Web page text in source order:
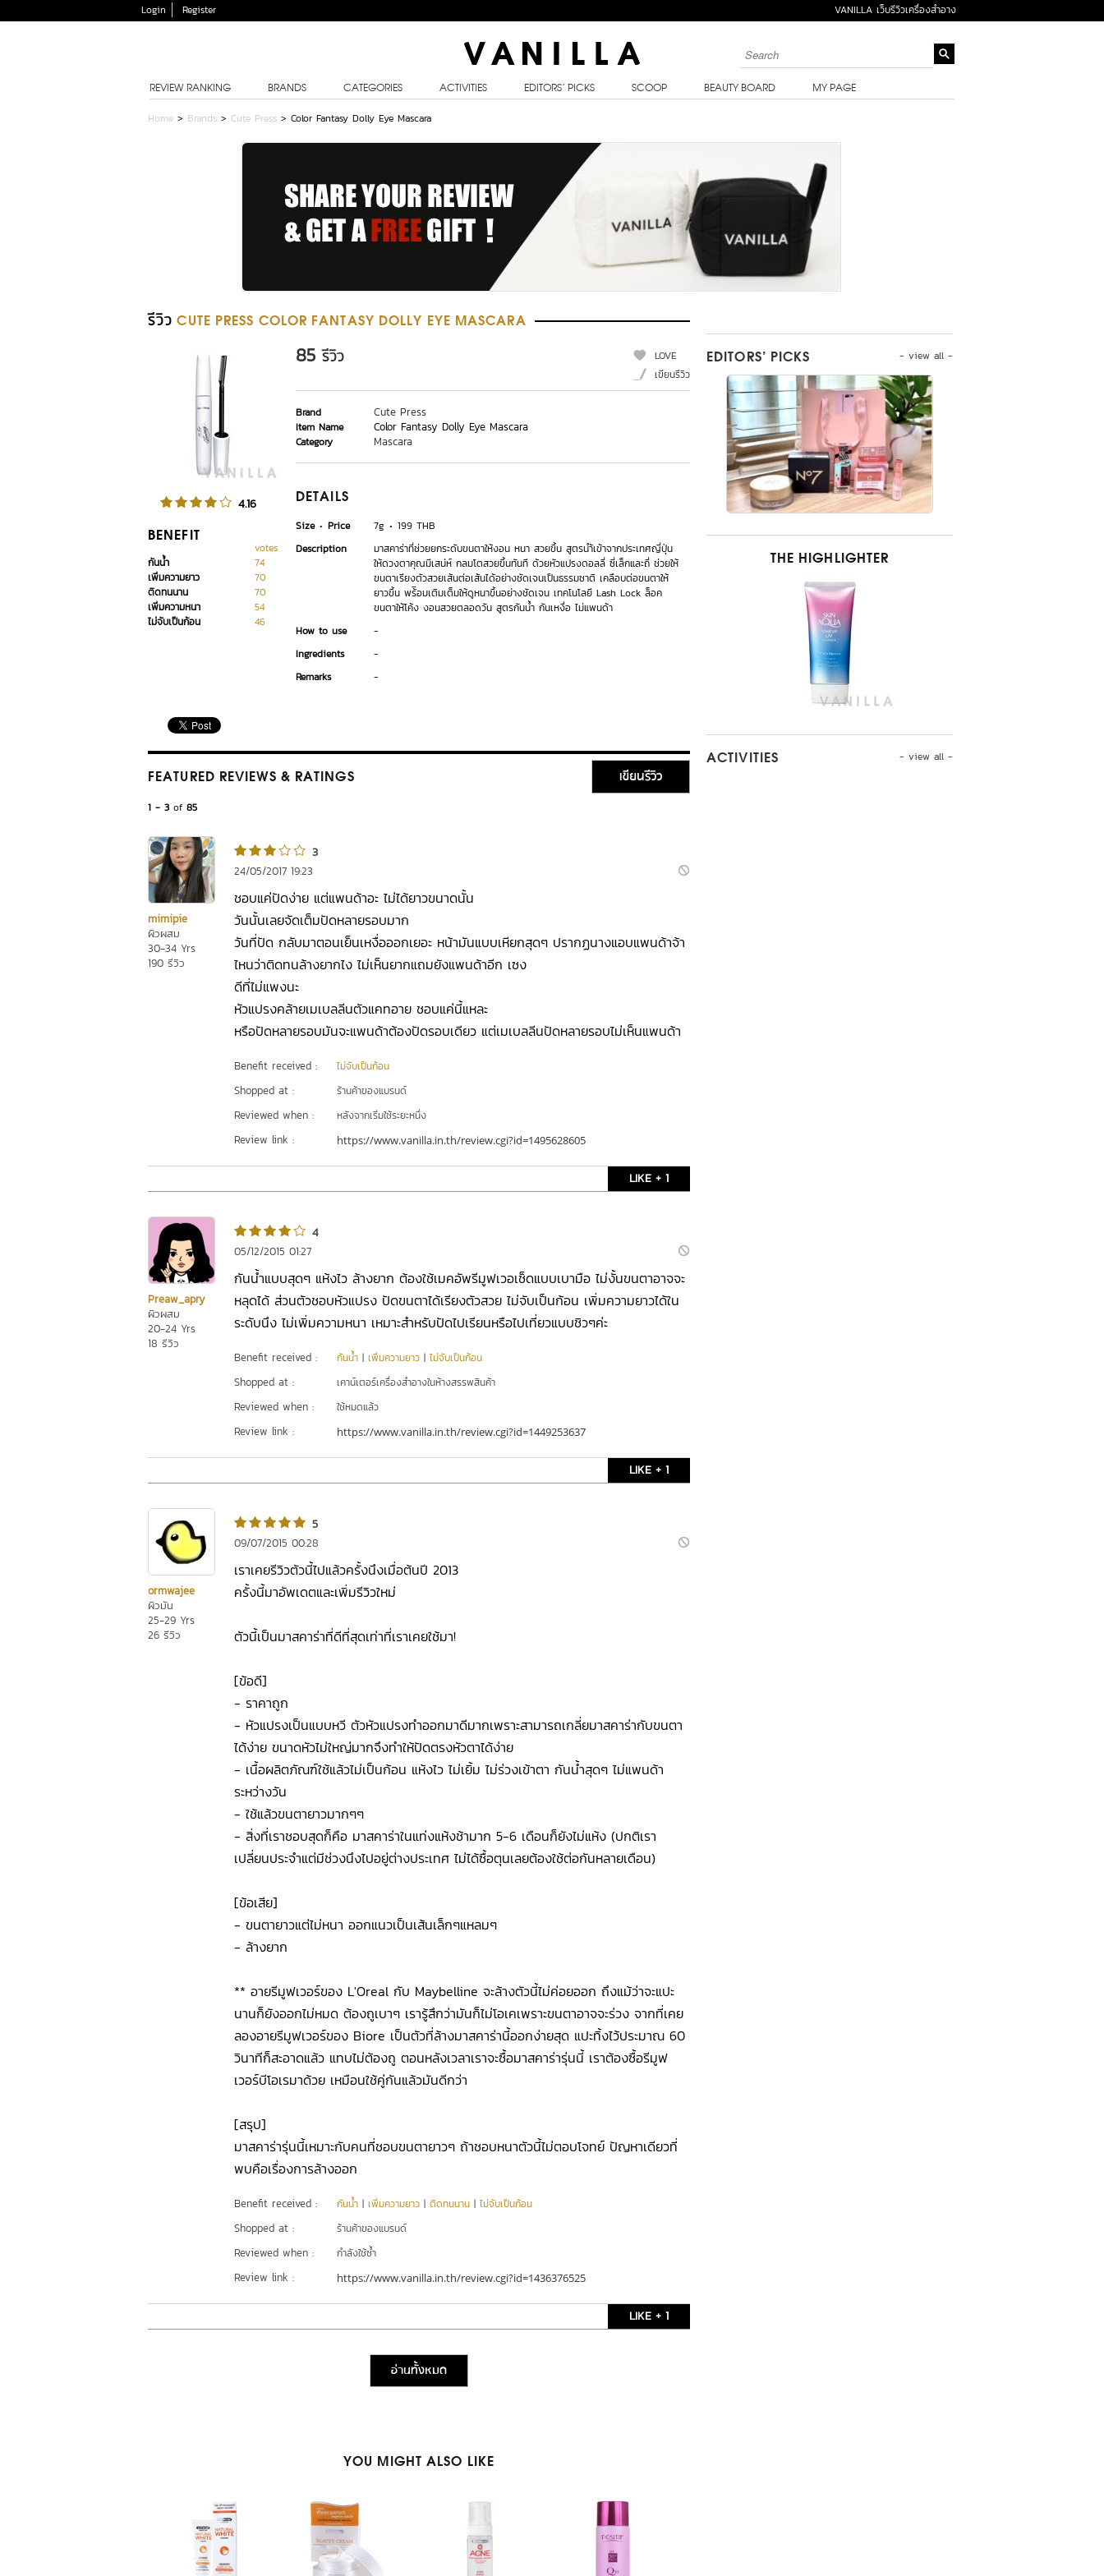
Login Register VANILLA เว็บรีวิวเครื่องสำอาง
REVIEW RANKING BRANDS CATEGORIES ACTIVITIES EDITORS’ PICKS SCOOP BEAUTY BOARD MY PAGE
Home > Brands > Cute Press > Color Fantasy Dolly Eye Mascara
รีวิว CUTE PRESS COLOR FANTASY DOLLY EYE MASCARA
4.16
BENEFIT
votes
กันน้ำ
74
เพิ่มความยาว
70
ติดทนนาน
70
เพิ่มความหนา
54
ไม่จับเป็นก้อน
46
85 รีวิว
LOVE
เขียนรีวิว
Brand Cute Press
Item Name Color Fantasy Dolly Eye Mascara
Category Mascara
DETAILS
Size Price 7g
199 THB
Description
มาสคาร่าที่ช่วยยกระดับขนตาให้งอน หนา สวยขึ้น สูตรนำ้เข้าจากประเทศญี่ปุ่น
ให้ดวงตาคุณมีเสน่ห์ กลมโตสวยขึ้นทันที ด้วยหัวแปรงดอลลี่ ซี่เล็กและถี่ ช่วยให้
ขนตาเรียงตัวสวยเส้นต่อเส้นได้อย่างชัดเจนเป็นธรรมชาติ เคลือบต่อขนตาให้
ยาวขึ้น พร้ิอมเติมเต็มให้ดูหนาขึ้นอย่างชัดเจน เทคโนโลยี Lash Lock ล็อค
ขนตาให้โค้ง งอนสวยตลอดวัน สูตรกันน้ำ กันเหงื่อ ไม่แพนด้า
How to use
-
Ingredients
-
Remarks
-
FEATURED REVIEWS & RATINGS เขียนรีวิว
1 - 3 of 85
mimipie
ผิวผสม
30-34 Yrs
190 รีวิว
3
24/05/2017 19:23
ชอบแค่ปัดง่าย แต่แพนด้าอะ ไม่ได้ยาวขนาดนั้น
วันนั้นเลยจัดเต็มปัดหลายรอบมาก
วันที่ปัด กลับมาตอนเย็นเหงื่อออกเยอะ หน้ามันแบบเหียกสุดๆ ปรากฏนางแอบแพนด้าจ้า
ไหนว่าติดทนล้างยากไง ไม่เห็นยากแถมยังแพนด้าอีก เซง
ดีที่ไม่แพงนะ
หัวแปรงคล้ายเมเบลลีนตัวแคทอาย ชอบแค่นี้แหละ
หรือปัดหลายรอบมันจะแพนด้าต้องปัดรอบเดียว แต่เมเบลลีนปัดหลายรอบไม่เห็นแพนด้า
Benefit received : ไม่จับเป็นก้อน
Shopped at : ร้านค้าของแบรนด์
Reviewed when : หลังจากเริ่มใช้ระยะหนึ่ง
Review link : https://www.vanilla.in.th/review.cgi?id=1495628605
LIKE + 1
Preaw_apry
ผิวผสม
20-24 Yrs
18 รีวิว
4
05/12/2015 01:27
กันน้ำแบบสุดๆ แห้งไว ล้างยาก ต้องใช้เมคอัพรีมูฟเวอเช็ดแบบเบามือ ไม่งั้นขนตาอาจจะ
หลุดได้ ส่วนตัวชอบหัวแปรง ปัดขนตาได้เรียงตัวสวย ไม่จับเป็นก้อน เพิ่มความยาวได้ใน
ระดับนึง ไม่เพิ่มความหนา เหมาะสำหรับปัดไปเรียนหรือไปเที่ยวแบบชิวๆค่ะ
Benefit received : กันน้ำ | เพิ่มความยาว | ไม่จับเป็นก้อน
Shopped at : เคาน์เตอร์เครื่องสำอางในห้างสรรพสินค้า
Reviewed when : ใช้หมดแล้ว
Review link : https://www.vanilla.in.th/review.cgi?id=1449253637
LIKE + 1
ormwajee
ผิวมัน
25-29 Yrs
26 รีวิว
5
09/07/2015 00:28
เราเคยรีวิวตัวนี้ไปแล้วครั้งนึงเมื่อต้นปี 2013
ครั้งนี้มาอัพเดตและเพิ่มรีวิวใหม่
ตัวนี้เป็นมาสคาร่าที่ดีที่สุดเท่าที่เราเคยใช้มา!
[ข้อดี]
- ราคาถูก
- หัวแปรงเป็นแบบหวี ตัวหัวแปรงทำออกมาดีมากเพราะสามารถเกลี่ยมาสคาร่ากับขนตา
ได้ง่าย ขนาดหัวไม่ใหญ่มากจึงทำให้ปัดตรงหัวตาได้ง่าย
- เนื้อผลิตภัณฑ์ใช้แล้วไม่เป็นก้อน แห้งไว ไม่เยิ้ม ไม่ร่วงเข้าตา กันน้ำสุดๆ ไม่แพนด้า
ระหว่างวัน
- ใช้แล้วขนตายาวมากๆๆ
- สิ่งที่เราชอบสุดก็คือ มาสคาร่าในแท่งแห้งช้ามาก 5-6 เดือนก็ยังไม่แห้ง (ปกติเรา
เปลี่ยนประจำแต่มีช่วงนึงไปอยู่ต่างประเทศ ไม่ได้ซื้อตุนเลยต้องใช้ต่อกันหลายเดือน)
[ข้อเสีย]
- ขนตายาวแต่ไม่หนา ออกแนวเป็นเส้นเล็กๆแหลมๆ
- ล้างยาก
** อายรีมูฟเวอร์ของ L'Oreal กับ Maybelline จะล้างตัวนี้ไม่ค่อยออก ถึงแม้ว่าจะแปะ
นานก็ยังออกไม่หมด ต้องถูเบาๆ เรารู้สึกว่ามันก็ไม่โอเคเพราะขนตาอาจจะร่วง จากที่เคย
ลองอายรีมูฟเวอร์ของ Biore เป็นตัวที่ล้างมาสคาร่านี้ออกง่ายสุด แปะทิ้งไว้ประมาณ 60
วินาทีก็สะอาดแล้ว แทบไม่ต้องถู ตอนหลังเวลาเราจะซื้อมาสคาร่ารุ่นนี้ เราต้องซื้อรีมูฟ
เวอร์บีโอเรมาด้วย เหมือนใช้คู่กันแล้วมันดีกว่า
[สรุป]
มาสคาร่ารุ่นนี้เหมาะกับคนที่ชอบขนตายาวๆ ถ้าชอบหนาตัวนี้ไม่ตอบโจทย์ ปัญหาเดียวที่
พบคือเรื่องการล้างออก
Benefit received : กันน้ำ | เพิ่มความยาว | ติดทนนาน | ไม่จับเป็นก้อน
Shopped at : ร้านค้าของแบรนด์
Reviewed when : กำลังใช้ซ้ำ
Review link : https://www.vanilla.in.th/review.cgi?id=1436376525
LIKE + 1
อ่านทั้งหมด
YOU MIGHT ALSO LIKE
- view all -
EDITORS’ PICKS
THE HIGHLIGHTER
- view all -
ACTIVITIES